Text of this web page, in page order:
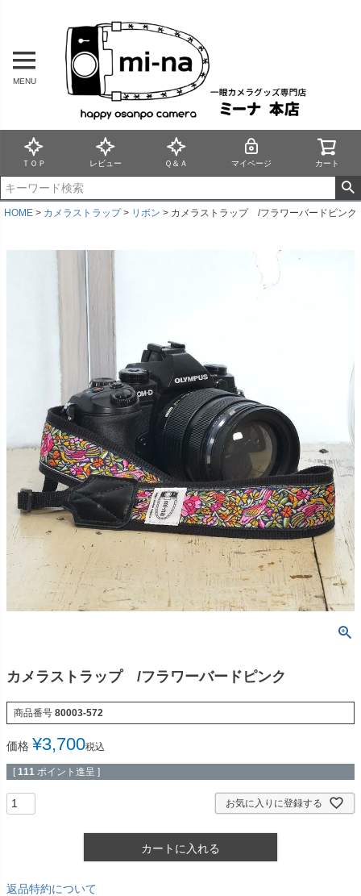
MENU
ＴＯＰ レビュー Ｑ＆Ａ マイページ カート
HOME カメラストラップ リボン カメラストラップ /フラワーバードピンク
カメラストラップ /フラワーバードピンク
商品番号 80003-572
価格 ¥3,700税込
[ 111 ポイント進呈 ]
お気に入りに登録する
カートに入れる
返品特約について